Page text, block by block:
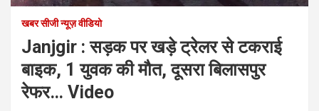
खबर सीजी न्यूज़ वीडियो
Janjgir : सड़क पर खड़े ट्रेलर से टकराई
बाइक, 1 युवक की मौत, दूसरा बिलासपुर
रेफर… Video